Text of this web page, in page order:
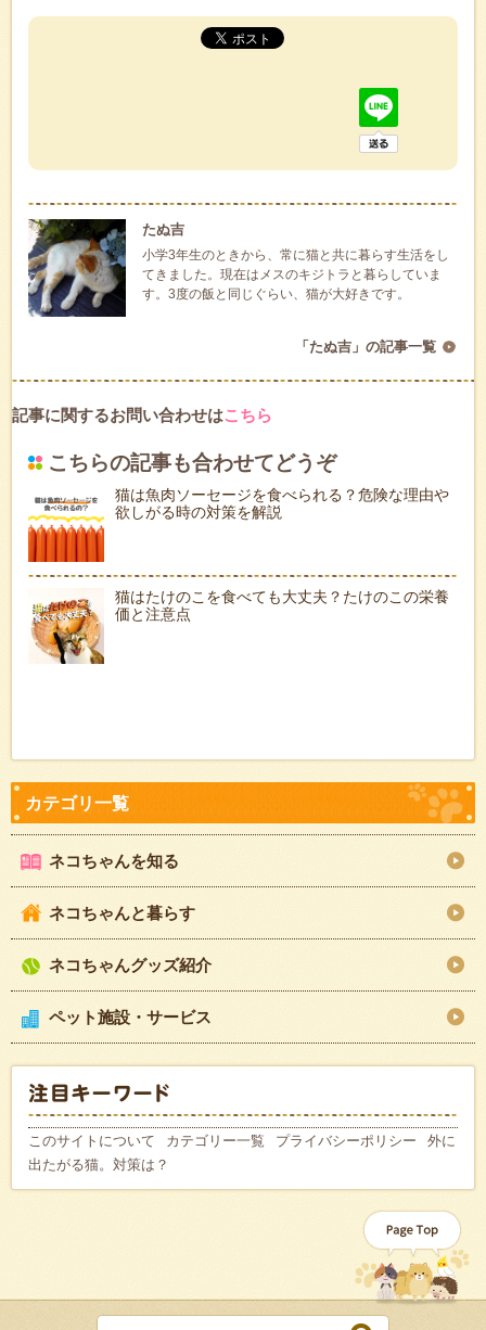
たぬ吉
小学3年生のときから、常に猫と共に暮らす生活をし
てきました。現在はメスのキジトラと暮らしていま
す。3度の飯と同じぐらい、猫が大好きです。
「たぬ吉」の記事一覧
記事に関するお問い合わせはこちら
こちらの記事も合わせてどうぞ
猫は魚肉ソーセージを食べられる？危険な理由や
欲しがる時の対策を解説
猫はたけのこを食べても大丈夫？たけのこの栄養
価と注意点
ネコちゃんを知る
ネコちゃんと暮らす
ネコちゃんグッズ紹介
ペット施設・サービス
このサイトについて カテゴリー一覧 プライバシーポリシー
外に
出たがる猫。対策は？